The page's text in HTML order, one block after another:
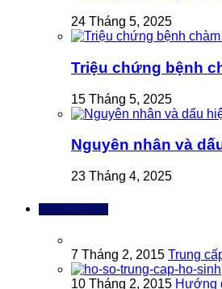
24 Tháng 5, 2025
Triệu chứng bệnh
15 Tháng 5, 2025
Nguyên nhân và
23 Tháng 4, 2025
7 Tháng 2, 2015 Trung
10 Tháng 2, 2015 Hướng